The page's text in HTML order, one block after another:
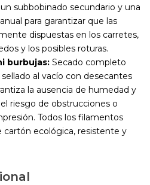
subbobinado secundario y una
para garantizar que las
dispuestas en los carretes,
y los posibles roturas.
burbujas:Secado completo
al vacío con desecantes
la ausencia de humedad y
riesgo de obstrucciones o
Todos los filamentos
cartón ecológica, resistente y